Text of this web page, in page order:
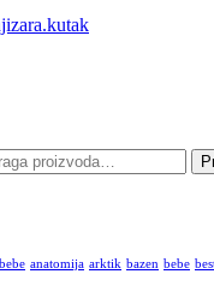
anatomija arktik bazen bebe